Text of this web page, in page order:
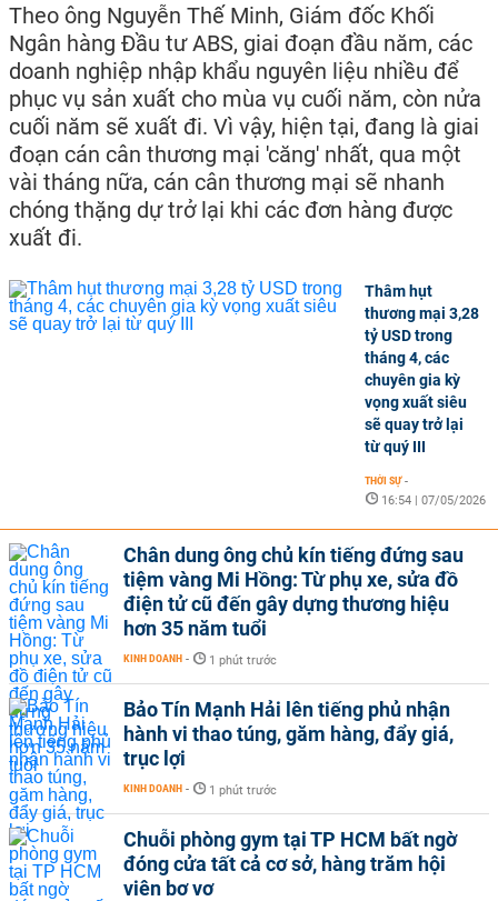
Theo ông Nguyễn Thế Minh, Giám đốc Khối
Ngân hàng Đầu tư ABS, giai đoạn đầu năm, các
doanh nghiệp nhập khẩu nguyên liệu nhiều để
phục vụ sản xuất cho mùa vụ cuối năm, còn nửa
cuối năm sẽ xuất đi. Vì vậy, hiện tại, đang là giai
đoạn cán cân thương mại 'căng' nhất, qua một
vài tháng nữa, cán cân thương mại sẽ nhanh
chóng thặng dự trở lại khi các đơn hàng được
xuất đi.
Thâm hụt
thương mại 3,28
tỷ USD trong
tháng 4, các
chuyên gia kỳ
vọng xuất siêu
sẽ quay trở lại
từ quý III
THỜI SỰ -
16:54 | 07/05/2026
Chân dung ông chủ kín tiếng đứng sau
tiệm vàng Mi Hồng: Từ phụ xe, sửa đồ
điện tử cũ đến gây dựng thương hiệu
hơn 35 năm tuổi
KINH DOANH - 1 phút trước
Bảo Tín Mạnh Hải lên tiếng phủ nhận
hành vi thao túng, găm hàng, đẩy giá,
trục lợi
KINH DOANH - 1 phút trước
Chuỗi phòng gym tại TP HCM bất ngờ
đóng cửa tất cả cơ sở, hàng trăm hội
viên bơ vơ